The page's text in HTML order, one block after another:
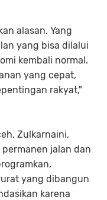
alasan. Yang
yang bisa dilalui
kembali normal.
yang cepat,
rakyat,"
Zulkarnaini,
jalan dan
yang dibangun
karena